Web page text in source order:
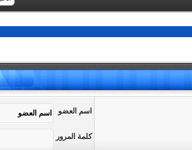
اسم العضو
كلمة المرور